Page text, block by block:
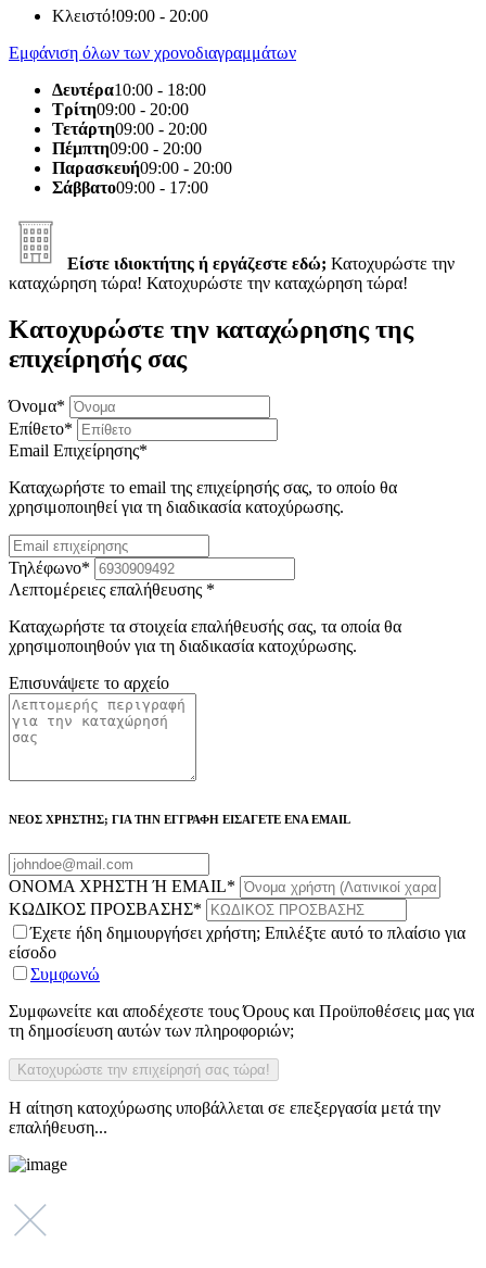
Κλειστό!09:00 - 20:00
Εμφάνιση όλων των χρονοδιαγραμμάτων
Δευτέρα10:00 - 18:00
Τρίτη09:00 - 20:00
Τετάρτη09:00 - 20:00
Πέμπτη09:00 - 20:00
Παρασκευή09:00 - 20:00
Σάββατο09:00 - 17:00
Είστε ιδιοκτήτης ή εργάζεστε εδώ; Κατοχυρώστε την
καταχώρηση τώρα! Κατοχυρώστε την καταχώρηση τώρα!
Κατοχυρώστε την καταχώρησης της
επιχείρησής σας
Όνομα*
Επίθετο*
Email Επιχείρησης*
Καταχωρήστε το email της επιχείρησής σας, το οποίο θα
χρησιμοποιηθεί για τη διαδικασία κατοχύρωσης.
Τηλέφωνο*
Λεπτομέρειες επαλήθευσης *
Καταχωρήστε τα στοιχεία επαλήθευσής σας, τα οποία θα
χρησιμοποιηθούν για τη διαδικασία κατοχύρωσης.
Επισυνάψετε το αρχείο
ΝΕΟΣ ΧΡΗΣΤΗΣ; ΓΙΑ ΤΗΝ ΕΓΓΡΑΦΗ ΕΙΣΑΓΕΤΕ ΕΝΑ EMAIL
ΟΝΟΜΑ ΧΡΗΣΤΗ Ή EMAIL*
ΚΩΔΙΚΟΣ ΠΡΟΣΒΑΣΗΣ*
Έχετε ήδη δημιουργήσει χρήστη; Επιλέξτε αυτό το πλαίσιο για
είσοδο
Συμφωνώ
Συμφωνείτε και αποδέχεστε τους Όρους και Προϋποθέσεις μας για
τη δημοσίευση αυτών των πληροφοριών;
Η αίτηση κατοχύρωσης υποβάλλεται σε επεξεργασία μετά την
επαλήθευση...